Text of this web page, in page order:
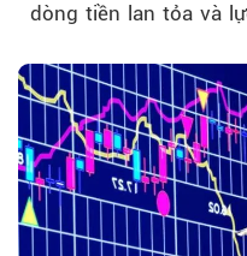
dòng tiền lan tỏa và